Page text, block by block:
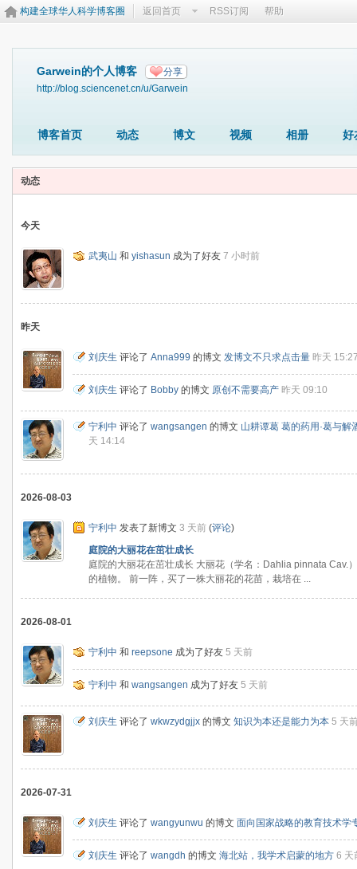
构建全球华人科学博客圈 返回首页 RSS订阅 帮助
Garwein的个人博客 分享
http://blog.sciencenet.cn/u/Garwein
博客首页 动态 博文 视频 相册 好
动态
今天
武夷山 和 yishasun 成为了好友 7 小时前
昨天
刘庆生 评论了 Anna999 的博文 发博文不只求点击量 昨天
刘庆生 评论了 Bobby 的博文 原创不需要高产 昨天 09:10
宁利中 评论了 wangsangen 的博文 山耕谭葛 葛的药用·葛与
天 14:14
2026-08-03
宁利中 发表了新博文 3 天前 (评论)
庭院的大丽花在茁壮成长
庭院的大丽花在茁壮成长 大丽花（学名：Dahlia pinnata Cav.
的植物。 前一阵，买了一株大丽花的花苗，栽培在 ...
2026-08-01
宁利中 和 reepsone 成为了好友 5 天前
宁利中 和 wangsangen 成为了好友 5 天前
刘庆生 评论了 wkwzydgjjx 的博文 知识为本还是能力为本 5 天
2026-07-31
刘庆生 评论了 wangyunwu 的博文 面向国家战略的教育技术学
刘庆生 评论了 wangdh 的博文 海北站，我学术启蒙的地方 6 天